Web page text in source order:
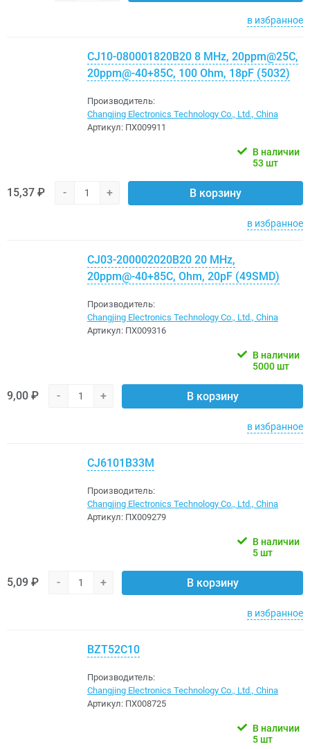
в избранное
CJ10-080001820B20 8 MHz, 20ppm@25C,
20ppm@-40+85C, 100 Ohm, 18pF (5032)
Производитель:
Changjing Electronics Technology Co., Ltd., China
Артикул: ПХ009911
В наличии
53 шт
15,37 ₽ - + В корзину
в избранное
CJ03-200002020B20 20 MHz,
20ppm@-40+85C, Ohm, 20pF (49SMD)
Производитель:
Changjing Electronics Technology Co., Ltd., China
Артикул: ПХ009316
В наличии
5000 шт
9,00 ₽ - + В корзину
в избранное
CJ6101B33M
Производитель:
Changjing Electronics Technology Co., Ltd., China
Артикул: ПХ009279
В наличии
5 шт
5,09 ₽ - + В корзину
в избранное
BZT52C10
Производитель:
Changjing Electronics Technology Co., Ltd., China
Артикул: ПХ008725
В наличии
5 шт